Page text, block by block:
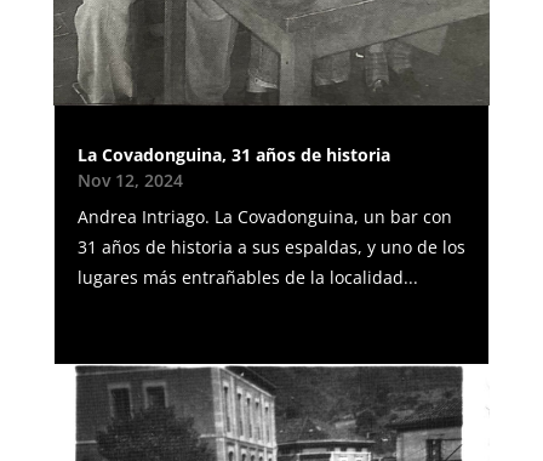
La Covadonguina, 31 años de historia
Nov 12, 2024
Andrea Intriago. La Covadonguina, un bar con
31 años de historia a sus espaldas, y uno de los
lugares más entrañables de la localidad...